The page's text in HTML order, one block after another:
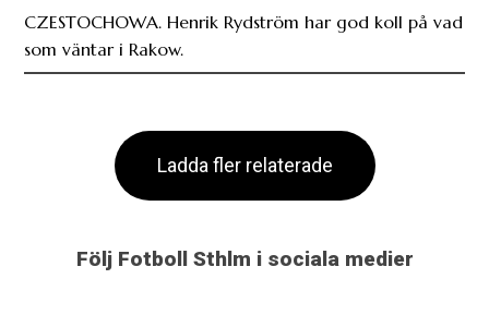
CZESTOCHOWA. Henrik Rydström har god koll på vad
som väntar i Rakow.
Ladda fler relaterade
Följ Fotboll Sthlm i sociala medier